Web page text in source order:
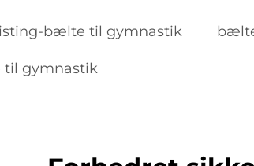
bælte til gymnastik
gymnastik